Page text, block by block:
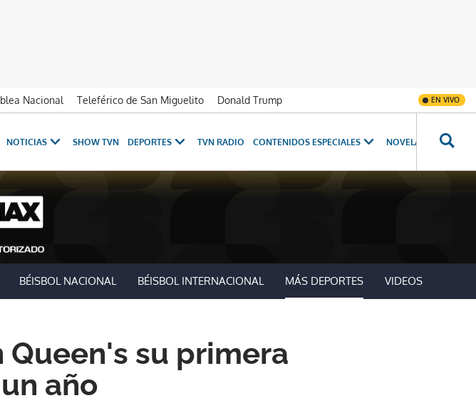
Nacional Teleférico de San Miguelito Donald Trump EN VIVO
NOTICIAS SHOW TVN DEPORTES TVN RADIO CONTENIDOS ESPECIALES NOVELAS
BÉISBOL NACIONAL BÉISBOL INTERNACIONAL MÁS DEPORTES VIDEOS
su primera
año